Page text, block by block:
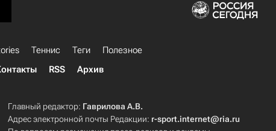
Теннис Теги
Полезное
RSS Архив
Главный редактор: Гаврилова А.В.
Адрес электронной почты Редакции: r-sport.internet@ria.ru